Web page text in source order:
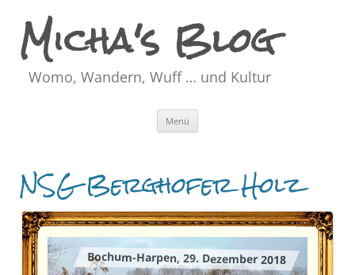
Micha's Blog
Womo, Wandern, Wuff … und Kultur
Menü
NSG Berghofer Holz
Bochum-Harpen, 29. Dezember 2018